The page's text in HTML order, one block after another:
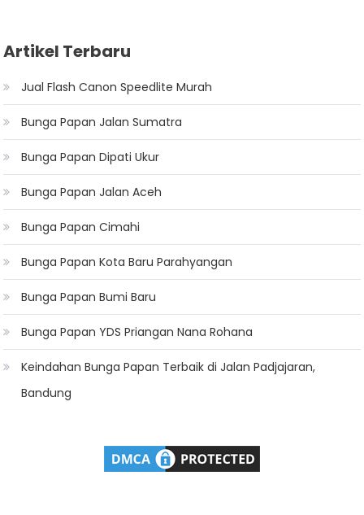
Artikel Terbaru
Jual Flash Canon Speedlite Murah
Bunga Papan Jalan Sumatra
Bunga Papan Dipati Ukur
Bunga Papan Jalan Aceh
Bunga Papan Cimahi
Bunga Papan Kota Baru Parahyangan
Bunga Papan Bumi Baru
Bunga Papan YDS Priangan Nana Rohana
Keindahan Bunga Papan Terbaik di Jalan Padjajaran,
Bandung